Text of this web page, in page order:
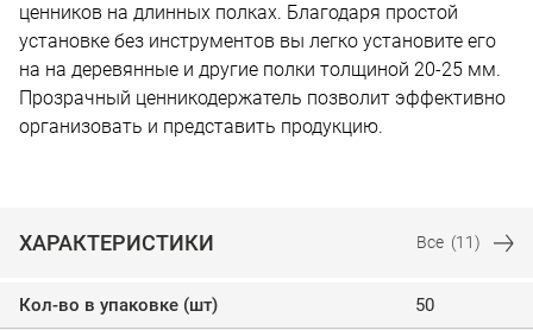
ценников на длинных полках. Благодаря простой
установке без инструментов вы легко установите его
на на деревянные и другие полки толщиной 20-25 мм.
Прозрачный ценникодержатель позволит эффективно
организовать и представить продукцию.
ХАРАКТЕРИСТИКИ Все (11)
Кол-во в упаковке (шт) 50